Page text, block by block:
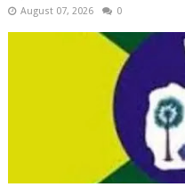
August 07, 2026 0